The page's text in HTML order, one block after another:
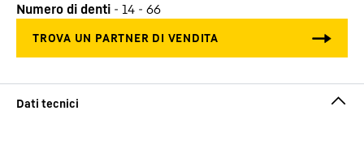
Numero di denti - 14 - 66